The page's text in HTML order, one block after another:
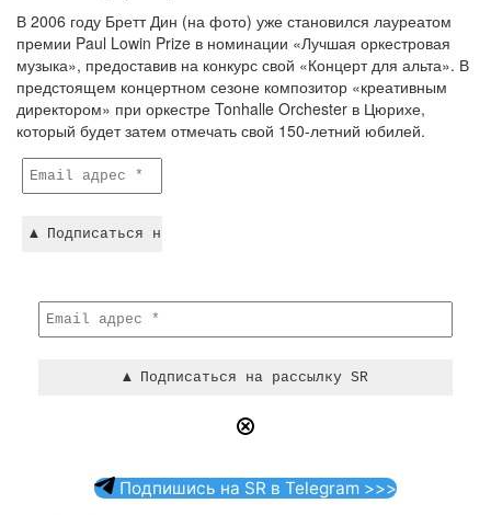
В 2006 году Бретт Дин (на фото) уже становился лауреатом
премии Paul Lowin Prize в номинации «Лучшая оркестровая
музыка», предоставив на конкурс свой «Концерт для альта». В
предстоящем концертном сезоне композитор «креативным
директором» при оркестре Tonhalle Orchester в Цюрихе,
который будет затем отмечать свой 150-летний юбилей.
Подпишись на SR в Telegram >>>